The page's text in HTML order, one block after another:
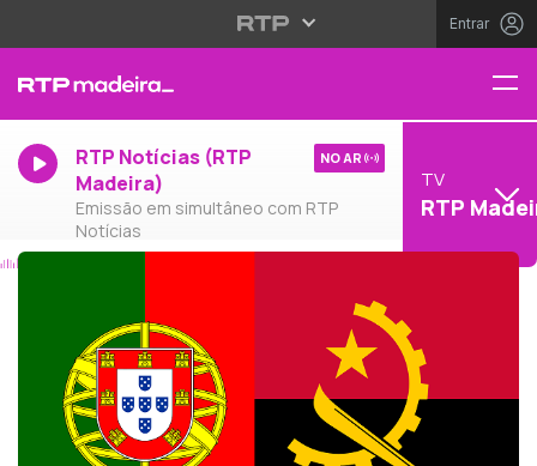
Entrar
RTP Notícias (RTP
Madeira)
Emissão em simultâneo com RTP
Notícias
NO AR
TV
RTP